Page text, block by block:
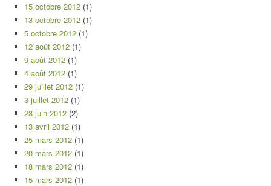
15 octobre 2012 (1)
13 octobre 2012 (1)
5 octobre 2012 (1)
12 août 2012 (1)
9 août 2012 (1)
4 août 2012 (1)
29 juillet 2012 (1)
3 juillet 2012 (1)
28 juin 2012 (2)
13 avril 2012 (1)
25 mars 2012 (1)
20 mars 2012 (1)
18 mars 2012 (1)
15 mars 2012 (1)